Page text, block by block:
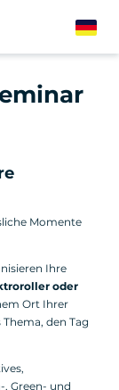
German
Momente
Ihre
oder
Ort Ihrer
den Tag
, Green- und